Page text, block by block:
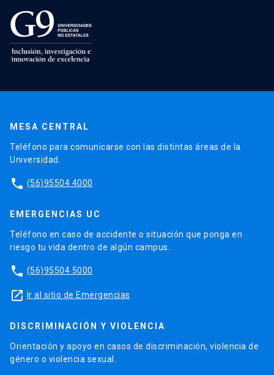
MESA CENTRAL
Teléfono para comunicarse con las distintas áreas de la
Universidad.
phone (56)95504 4000
EMERGENCIAS UC
Teléfono en caso de accidente o situación que ponga en
riesgo tu vida dentro de algún campus.
phone (56)95504 5000
launch Ir al sitio de Emergencias
DISCRIMINACIÓN Y VIOLENCIA
Orientación y apoyo en casos de discriminación, violencia de
género o violencia sexual.